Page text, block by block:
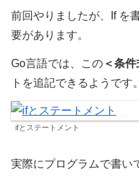
前回やりましたが、If を
要があります。
Go言語では、この ＜条件
トを追記できるようです。
ifとステートメント
実際にプログラムで書い